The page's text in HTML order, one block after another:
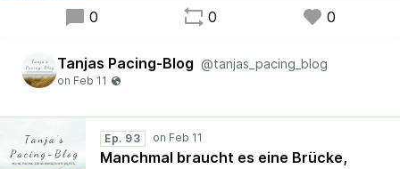
0 0 0
Tanjas Pacing-Blog @tanjas_pacing_blog
Ep. 93
Manchmal braucht es eine Brücke,